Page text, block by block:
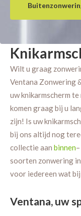
Wilt u graag
Ventana Zonwering
uw knikarmscherm
komen graag bij u
zijn! Is uw
bij ons altijd nog
collectie aan binnen
soorten zonwering
voor iedereen wat
Ventana, uw